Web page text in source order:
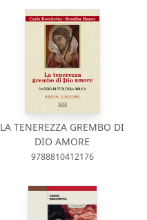
LA TENEREZZA GREMBO DI
DIO AMORE
9788810412176